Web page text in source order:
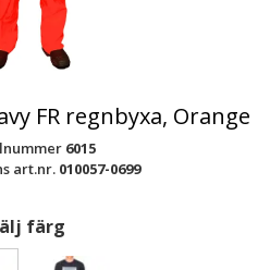
FR regnbyxa, Orange
6015
art.nr. 010057-0699
färg